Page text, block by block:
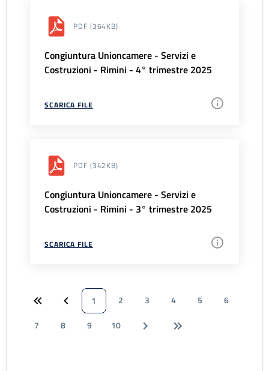
PDF (364KB)
Congiuntura Unioncamere - Servizi e
Costruzioni - Rimini - 4° trimestre 2025
SCARICA FILE
PDF (342KB)
Congiuntura Unioncamere - Servizi e
Costruzioni - Rimini - 3° trimestre 2025
SCARICA FILE
1 2 3 4 5
6
7
8 9 10